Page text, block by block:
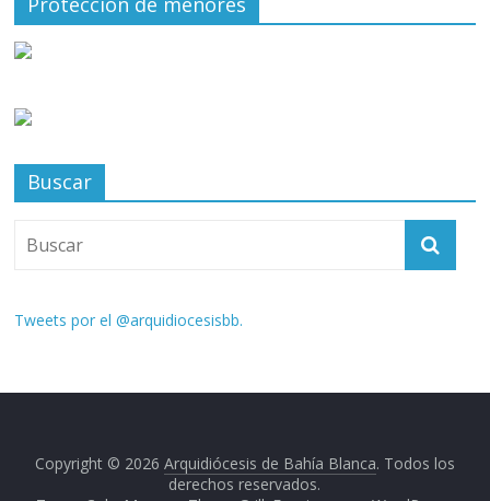
Buscar
Tweets por el @arquidiocesisbb.
Copyright © 2026 Arquidiócesis de Bahía Blanca. Todos los
derechos reservados.